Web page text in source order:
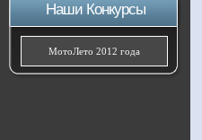
Наши Конкурсы
МотоЛето 2012 года